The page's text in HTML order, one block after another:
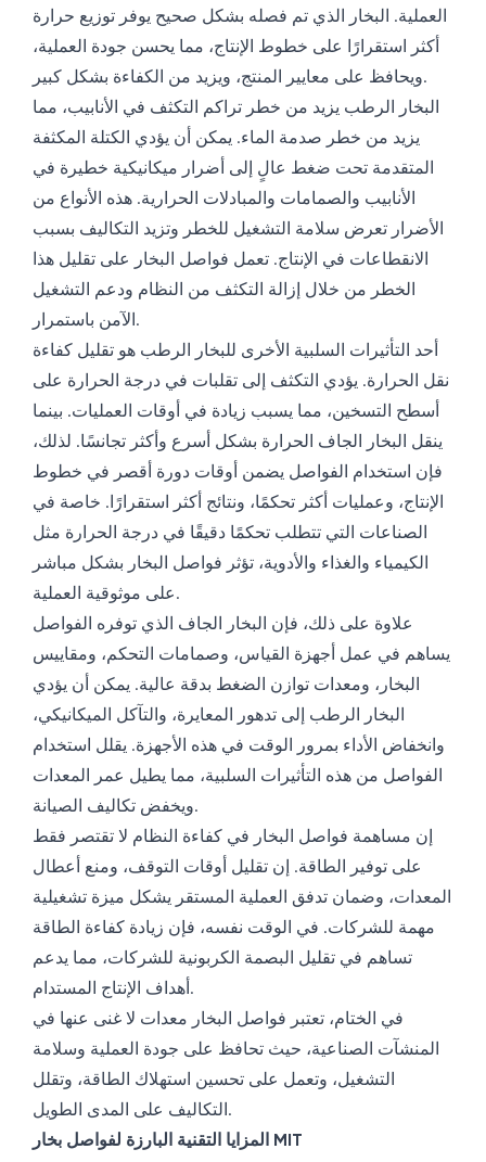
العملية. البخار الذي تم فصله بشكل صحيح يوفر توزيع حرارة
أكثر استقرارًا على خطوط الإنتاج، مما يحسن جودة العملية،
ويحافظ على معايير المنتج، ويزيد من الكفاءة بشكل كبير.
البخار الرطب يزيد من خطر تراكم التكثف في الأنابيب، مما
يزيد من خطر صدمة الماء. يمكن أن يؤدي الكتلة المكثفة
المتقدمة تحت ضغط عالٍ إلى أضرار ميكانيكية خطيرة في
الأنابيب والصمامات والمبادلات الحرارية. هذه الأنواع من
الأضرار تعرض سلامة التشغيل للخطر وتزيد التكاليف بسبب
الانقطاعات في الإنتاج. تعمل فواصل البخار على تقليل هذا
الخطر من خلال إزالة التكثف من النظام ودعم التشغيل
الآمن باستمرار.
أحد التأثيرات السلبية الأخرى للبخار الرطب هو تقليل كفاءة
نقل الحرارة. يؤدي التكثف إلى تقلبات في درجة الحرارة على
أسطح التسخين، مما يسبب زيادة في أوقات العمليات. بينما
ينقل البخار الجاف الحرارة بشكل أسرع وأكثر تجانسًا. لذلك،
فإن استخدام الفواصل يضمن أوقات دورة أقصر في خطوط
الإنتاج، وعمليات أكثر تحكمًا، ونتائج أكثر استقرارًا. خاصة في
الصناعات التي تتطلب تحكمًا دقيقًا في درجة الحرارة مثل
الكيمياء والغذاء والأدوية، تؤثر فواصل البخار بشكل مباشر
على موثوقية العملية.
علاوة على ذلك، فإن البخار الجاف الذي توفره الفواصل
يساهم في عمل أجهزة القياس، وصمامات التحكم، ومقاييس
البخار، ومعدات توازن الضغط بدقة عالية. يمكن أن يؤدي
البخار الرطب إلى تدهور المعايرة، والتآكل الميكانيكي،
وانخفاض الأداء بمرور الوقت في هذه الأجهزة. يقلل استخدام
الفواصل من هذه التأثيرات السلبية، مما يطيل عمر المعدات
ويخفض تكاليف الصيانة.
إن مساهمة فواصل البخار في كفاءة النظام لا تقتصر فقط
على توفير الطاقة. إن تقليل أوقات التوقف، ومنع أعطال
المعدات، وضمان تدفق العملية المستقر يشكل ميزة تشغيلية
مهمة للشركات. في الوقت نفسه، فإن زيادة كفاءة الطاقة
تساهم في تقليل البصمة الكربونية للشركات، مما يدعم
أهداف الإنتاج المستدام.
في الختام، تعتبر فواصل البخار معدات لا غنى عنها في
المنشآت الصناعية، حيث تحافظ على جودة العملية وسلامة
التشغيل، وتعمل على تحسين استهلاك الطاقة، وتقلل
التكاليف على المدى الطويل.
المزايا التقنية البارزة لفواصل بخار MIT